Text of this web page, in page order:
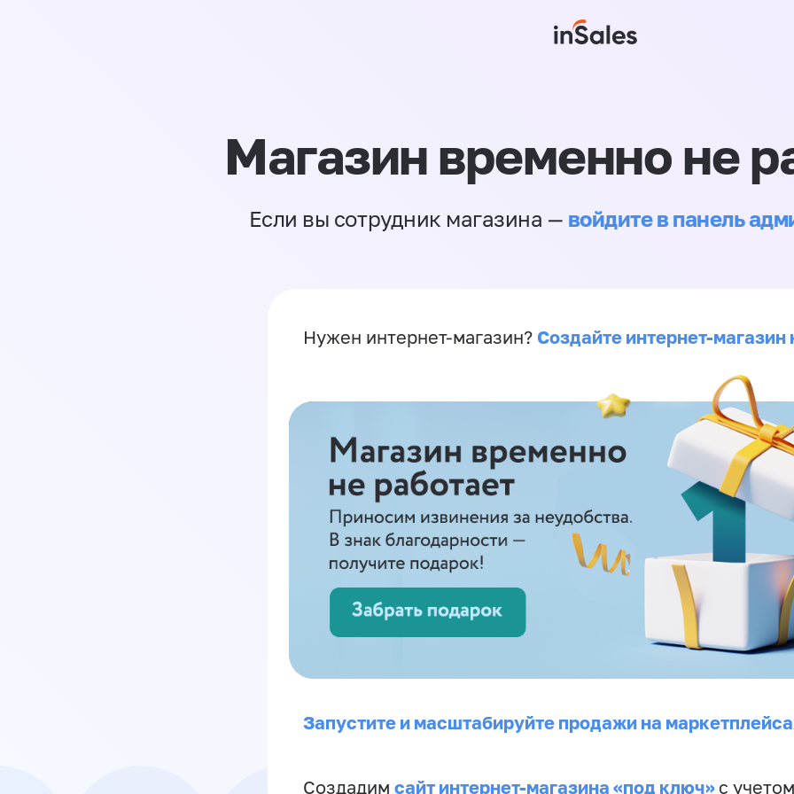
Магазин временно не
Если вы сотрудник магазина — войдите в панель
Нужен интернет-магазин? Создайте интернет-магазин
Запустите и масштабируйте продажи на
Создадим сайт интернет-магазина «под ключ» с учетом